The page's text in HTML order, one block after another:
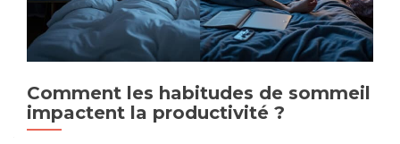
Comment les habitudes de sommeil
impactent la productivité ?